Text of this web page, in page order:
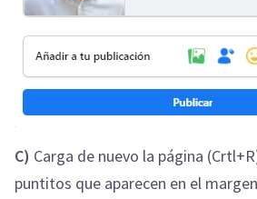
C) Carga de nuevo la página
puntitos que aparecen en el